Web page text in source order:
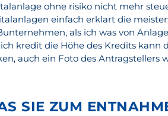
ohne risiko nicht mehr
einfach erklart die
als ich was von
kredit die Höhe des Kredits kann
auch ein Foto des Antragstellers
SIE ZUM